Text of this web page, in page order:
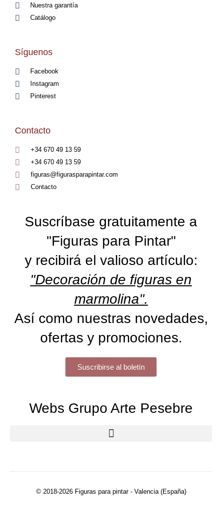
Nuestra garantía
Catálogo
Síguenos
Facebook
Instagram
Pinterest
Contacto
+34 670 49 13 59
+34 670 49 13 59
figuras@figurasparapintar.com
Contacto
Suscríbase gratuitamente a
"Figuras para Pintar"
y recibirá el valioso artículo:
"Decoración de figuras en
marmolina".
Así como nuestras novedades,
ofertas y promociones.
Suscribirse al boletín
Webs Grupo Arte Pesebre
© 2018-2026 Figuras para pintar - Valencia (España)